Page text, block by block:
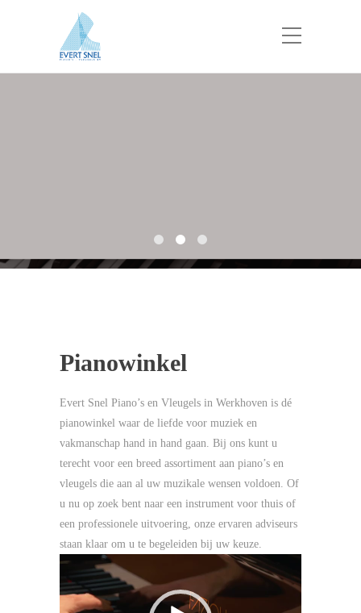
Pianowinkel
Evert Snel Piano’s en Vleugels in Werkhoven is dé
pianowinkel waar de liefde voor muziek en
vakmanschap hand in hand gaan. Bij ons kunt u
terecht voor een breed assortiment aan piano’s en
vleugels die aan al uw muzikale wensen voldoen. Of
u nu op zoek bent naar een instrument voor thuis of
een professionele uitvoering, onze ervaren adviseurs
staan klaar om u te begeleiden bij uw keuze.
Videospeler